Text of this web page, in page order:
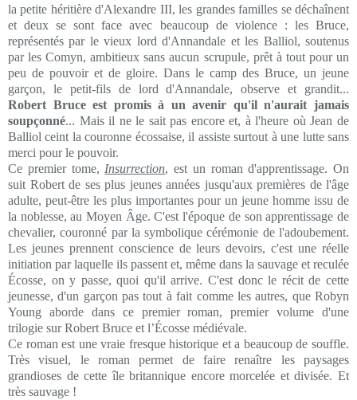
la petite héritière d'Alexandre III, les grandes familles se déchaînent
et deux se sont face avec beaucoup de violence : les Bruce,
représentés par le vieux lord d'Annandale et les Balliol, soutenus
par les Comyn, ambitieux sans aucun scrupule, prêt à tout pour un
peu de pouvoir et de gloire. Dans le camp des Bruce, un jeune
garçon, le petit-fils de lord d'Annandale, observe et grandit...
Robert Bruce est promis à un avenir qu'il n'aurait jamais
soupçonné... Mais il ne le sait pas encore et, à l'heure où Jean de
Balliol ceint la couronne écossaise, il assiste surtout à une lutte sans
merci pour le pouvoir.
Ce premier tome, Insurrection, est un roman d'apprentissage. On
suit Robert de ses plus jeunes années jusqu'aux premières de l'âge
adulte, peut-être les plus importantes pour un jeune homme issu de
la noblesse, au Moyen Âge. C'est l'époque de son apprentissage de
chevalier, couronné par la symbolique cérémonie de l'adoubement.
Les jeunes prennent conscience de leurs devoirs, c'est une réelle
initiation par laquelle ils passent et, même dans la sauvage et reculée
Écosse, on y passe, quoi qu'il arrive. C'est donc le récit de cette
jeunesse, d'un garçon pas tout à fait comme les autres, que Robyn
Young aborde dans ce premier roman, premier volume d'une
trilogie sur Robert Bruce et l’Écosse médiévale.
Ce roman est une vraie fresque historique et a beaucoup de souffle.
Très visuel, le roman permet de faire renaître les paysages
grandioses de cette île britannique encore morcelée et divisée. Et
très sauvage !